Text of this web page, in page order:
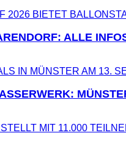
ALLE